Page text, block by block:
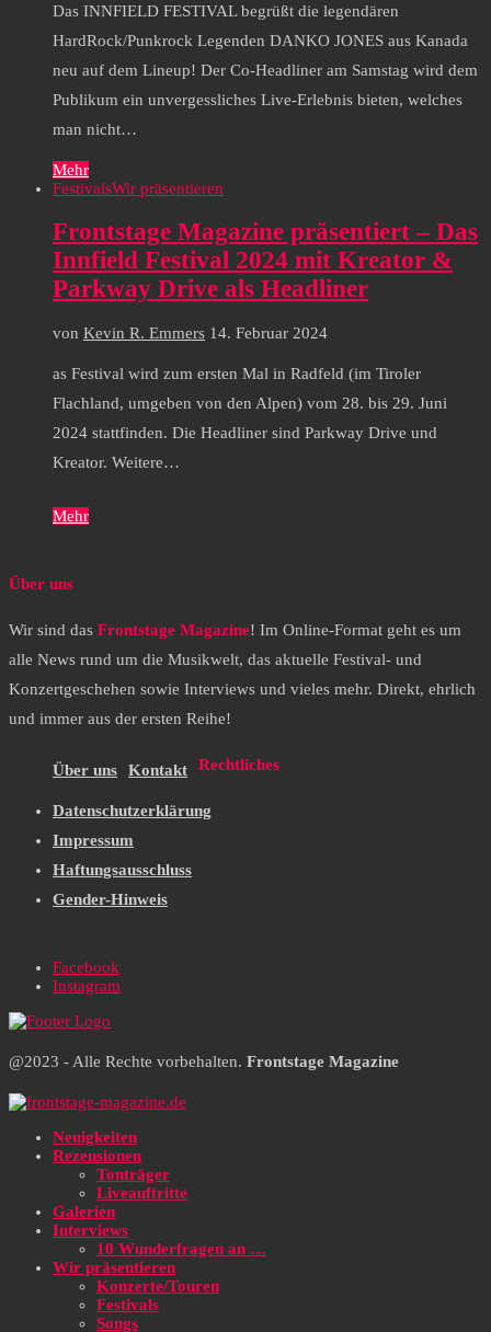
Das INNFIELD FESTIVAL begrüßt die legendären
HardRock/Punkrock Legenden DANKO JONES aus Kanada
neu auf dem Lineup! Der Co-Headliner am Samstag wird dem
Publikum ein unvergessliches Live-Erlebnis bieten, welches
man nicht…
Mehr
FestivalsWir präsentieren
Frontstage Magazine präsentiert – Das
Innfield Festival 2024 mit Kreator &
Parkway Drive als Headliner
von Kevin R. Emmers 14. Februar 2024
as Festival wird zum ersten Mal in Radfeld (im Tiroler
Flachland, umgeben von den Alpen) vom 28. bis 29. Juni
2024 stattfinden. Die Headliner sind Parkway Drive und
Kreator. Weitere…
Mehr
Über uns
Wir sind das Frontstage Magazine! Im Online-Format geht es um
alle News rund um die Musikwelt, das aktuelle Festival- und
Konzertgeschehen sowie Interviews und vieles mehr. Direkt, ehrlich
und immer aus der ersten Reihe!
Über uns Kontakt Rechtliches
Datenschutzerklärung
Impressum
Haftungsausschluss
Gender-Hinweis
Facebook
Instagram
@2023 - Alle Rechte vorbehalten. Frontstage Magazine
Neuigkeiten
Rezensionen
Tonträger
Liveauftritte
Galerien
Interviews
10 Wunderfragen an …
Wir präsentieren
Konzerte/Touren
Festivals
Songs